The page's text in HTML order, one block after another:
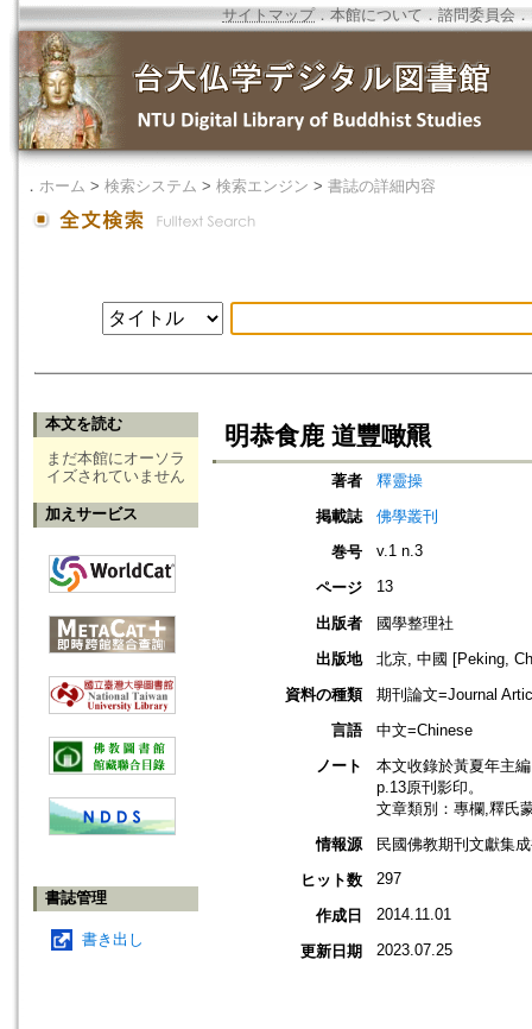
サイトマップ．本館について ． 諮問委員会 ．
． ホーム > 検索システム > 検索エンジン > 書誌の詳細内容
本文を読む
まだ本館にオーソラ
イズされていません
加えサービス
書誌管理
書き出し
明恭食鹿 道豐噉羆
著者
釋靈操
掲載誌
佛學叢刊
巻号
v.1 n.3
ページ 13
出版者
國學整理社
出版地
北京, 中國 [Peking,
資料の種類
期刊論文=Journal
言語
中文=Chinese
ノート
本文收錄於黃夏年主
p.13原刊影印。
文章類別：專欄,釋氏
情報源
民國佛教期刊文獻集
ヒット数
297
作成日 2014.11.01
更新日期 2023.07.25